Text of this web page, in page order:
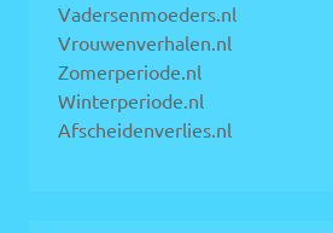
Vadersenmoeders.nl
Vrouwenverhalen.nl
Zomerperiode.nl
Winterperiode.nl
Afscheidenverlies.nl